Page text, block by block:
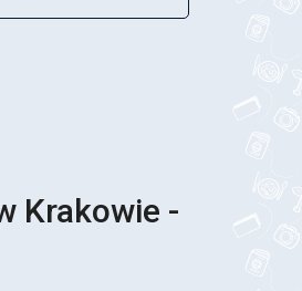
Krakowie -